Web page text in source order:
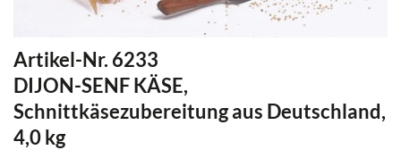
Artikel-Nr. 6233
DIJON-SENF KÄSE,
Schnittkäsezubereitung aus Deutschland,
4,0 kg